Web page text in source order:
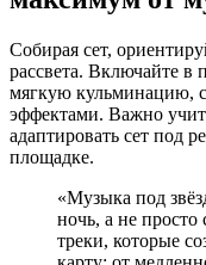
Собирая сет,
рассвета. Включайте в
мягкую кульминацию,
эффектами. Важно
адаптировать сет под
площадке.
«Музыка под
ночь, а не
треки, которые